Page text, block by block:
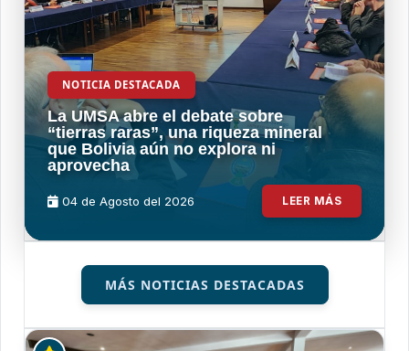
NOTICIA DESTACADA
La UMSA abre el debate sobre
“tierras raras”, una riqueza mineral
que Bolivia aún no explora ni
aprovecha
04 de Agosto del 2026 LEER MÁS
MÁS NOTICIAS DESTACADAS